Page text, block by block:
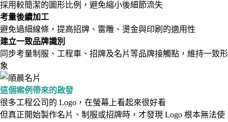
採用較簡潔的圖形比例，避免縮小後細節流失
考量後續加工
避免過細線條，提高招牌、雷雕、燙金與印刷的適用性
建立一致品牌識別
同步考量制服、工程車、招牌及名片等品牌接觸點，維持一致形
象
這個案例帶來的啟發
很多工程公司的 Logo，在螢幕上看起來很好看
但真正開始製作名片、制服或招牌時，才發現 Logo 根本無法使